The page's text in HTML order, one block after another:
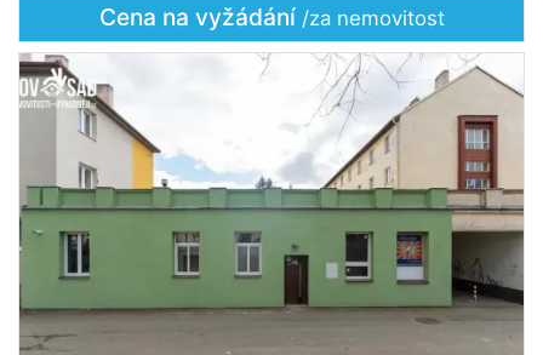
Cena na vyžádání /za nemovitost